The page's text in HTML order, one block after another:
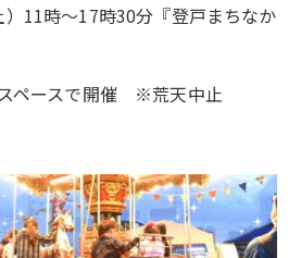
11時～17時30分『登戸まちなか
ペースで開催 ※荒天中止